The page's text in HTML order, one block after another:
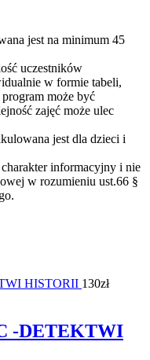
jest na minimum 45
uczestników
w formie tabeli,
może być
zajęć może ulec
jest dla dzieci i
informacyjny i nie
w rozumieniu ust.66 §
130zł
-DETEKTWI